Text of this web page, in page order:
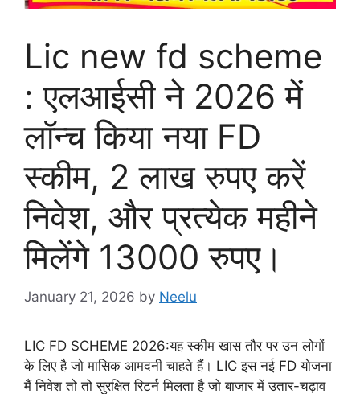
Lic new fd scheme
: एलआईसी ने 2026 में
लॉन्च किया नया FD
स्कीम, 2 लाख रुपए करें
निवेश, और प्रत्येक महीने
मिलेंगे 13000 रुपए।
January 21, 2026 by Neelu
LIC FD SCHEME 2026:यह स्कीम खास तौर पर उन लोगों
के लिए है जो मासिक आमदनी चाहते हैं। LIC इस नई FD योजना
मैं निवेश तो तो सुरक्षित रिटर्न मिलता है जो बाजार में उतार-चढ़ाव